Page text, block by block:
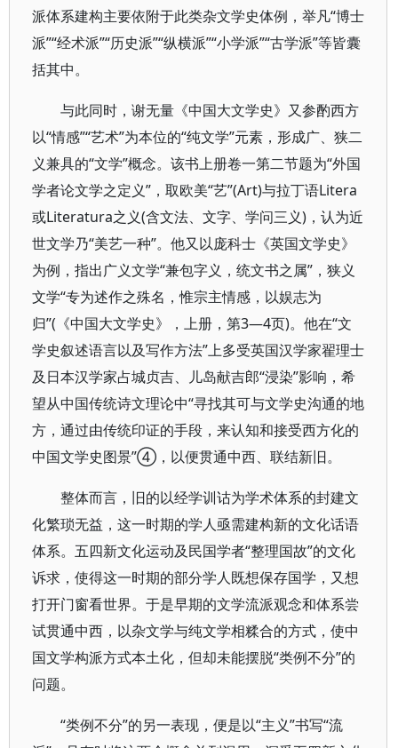
派体系建构主要依附于此类杂文学史体例，举凡“博士
派”“经术派”“历史派”“纵横派”“小学派”“古学派”等皆囊
括其中。
与此同时，谢无量《中国大文学史》又参酌西方
以“情感”“艺术”为本位的“纯文学”元素，形成广、狭二
义兼具的“文学”概念。该书上册卷一第二节题为“外国
学者论文学之定义”，取欧美“艺”(Art)与拉丁语Litera
或Literatura之义(含文法、文字、学问三义)，认为近
世文学乃“美艺一种”。他又以庞科士《英国文学史》
为例，指出广义文学“兼包字义，统文书之属”，狭义
文学“专为述作之殊名，惟宗主情感，以娱志为
归”(《中国大文学史》，上册，第3—4页)。他在“文
学史叙述语言以及写作方法”上多受英国汉学家翟理士
及日本汉学家占城贞吉、儿岛献吉郎“浸染”影响，希
望从中国传统诗文理论中“寻找其可与文学史沟通的地
方，通过由传统印证的手段，来认知和接受西方化的
中国文学史图景”④，以便贯通中西、联结新旧。
整体而言，旧的以经学训诂为学术体系的封建文
化繁琐无益，这一时期的学人亟需建构新的文化话语
体系。五四新文化运动及民国学者“整理国故”的文化
诉求，使得这一时期的部分学人既想保存国学，又想
打开门窗看世界。于是早期的文学流派观念和体系尝
试贯通中西，以杂文学与纯文学相糅合的方式，使中
国文学构派方式本土化，但却未能摆脱“类例不分”的
问题。
“类例不分”的另一表现，便是以“主义”书写“流